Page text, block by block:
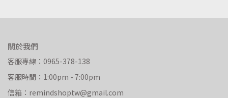
關於我們
客服專線：0965-378-138
客服時間：1:00pm - 7:00pm
信箱：remindshoptw@gmail.com